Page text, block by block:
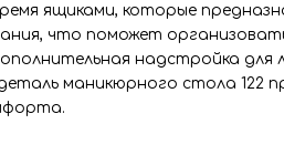
ящиками, которые
что поможет
надстройка для
маникюрного стола 122